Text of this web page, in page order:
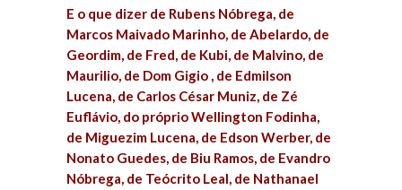
E o que dizer de Rubens Nóbrega, de
Marcos Maivado Marinho, de Abelardo, de
Geordim, de Fred, de Kubi, de Malvino, de
Maurilio, de Dom Gigio , de Edmilson
Lucena, de Carlos César Muniz, de Zé
Euflávio, do próprio Wellington Fodinha,
de Miguezim Lucena, de Edson Werber, de
Nonato Guedes, de Biu Ramos, de Evandro
Nóbrega, de Teócrito Leal, de Nathanael